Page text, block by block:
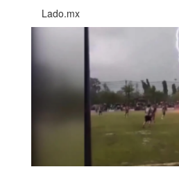
Lado.mx